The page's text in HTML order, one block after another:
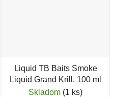
Liquid TB Baits Smoke
Liquid Grand Krill, 100 ml
Skladom (1 ks)